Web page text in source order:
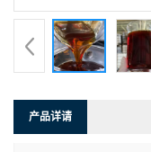
产品详请